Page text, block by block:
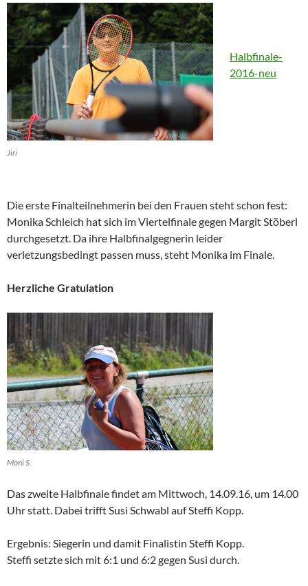
Jiri
Halbfinale-
2016-neu
Die erste Finalteilnehmerin bei den Frauen steht schon fest:
Monika Schleich hat sich im Viertelfinale gegen Margit Stöberl
durchgesetzt. Da ihre Halbfinalgegnerin leider
verletzungsbedingt passen muss, steht Monika im Finale.
Herzliche Gratulation
Moni S.
Das zweite Halbfinale findet am Mittwoch, 14.09.16, um 14.00
Uhr statt. Dabei trifft Susi Schwabl auf Steffi Kopp.
Ergebnis: Siegerin und damit Finalistin Steffi Kopp.
Steffi setzte sich mit 6:1 und 6:2 gegen Susi durch.